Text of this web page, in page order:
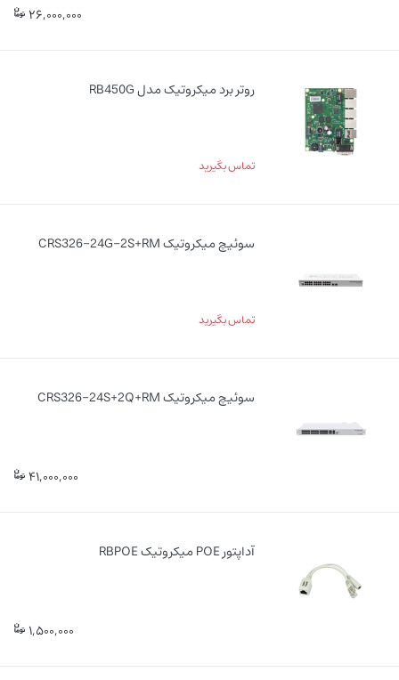
26,000,000
روتر برد میکروتیک مدل RB450G
تماس بگیرید
سوئیچ میکروتیک CRS326-24G-2S+RM
تماس بگیرید
سوئیچ میکروتیک CRS326-24S+2Q+RM
41,000,000
آداپتور POE میکروتیک RBPOE
1,500,000